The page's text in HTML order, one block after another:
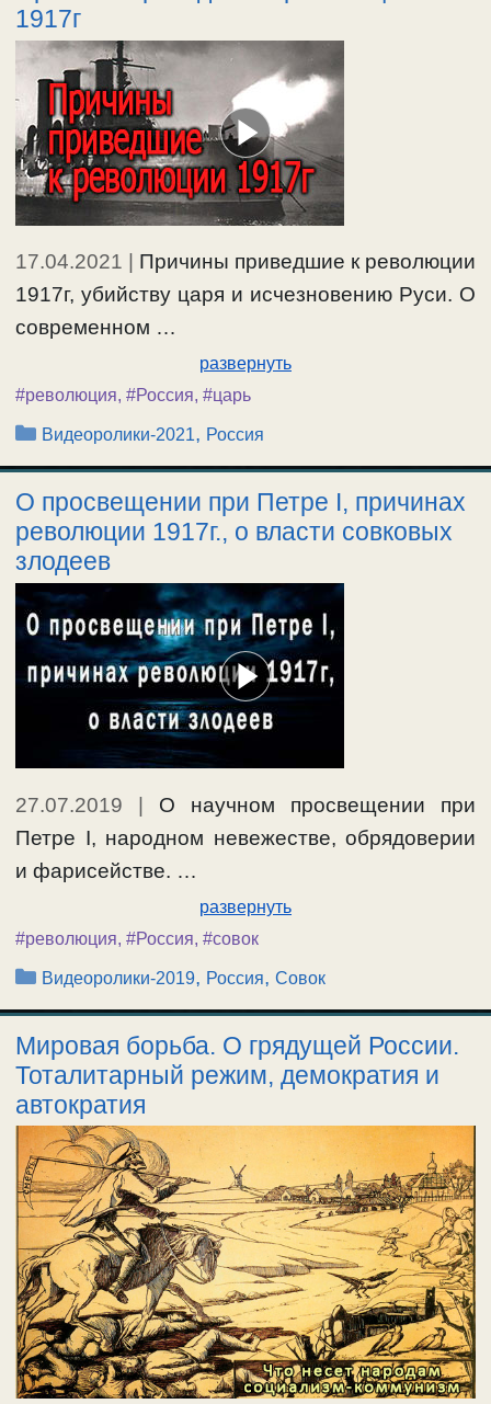
1917г
17.04.2021
Причины приведшие к революции
1917г, убийству царя и исчезновению Руси. О
современном …
развернуть
#революция, #Россия, #царь
Рубрики
Видеоролики-2021, Россия
О просвещении при Петре I, причинах
революции 1917г., о власти совковых
злодеев
27.07.2019 | О научном просвещении при
Петре I, народном невежестве, обрядоверии
и фарисействе. …
развернуть
#революция, #Россия, #совок
Рубрики
Видеоролики-2019, Россия,Совок
Мировая борьба. О грядущей России.
Тоталитарный режим, демократия и
автократия